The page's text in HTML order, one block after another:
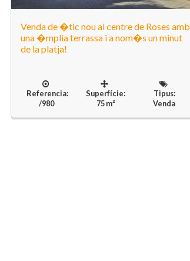
Venda de �tic nou al centre de Roses amb
una �mplia terrassa i a nom�s un minut
de la platja!
Referencia:
/980
Superfície:
75 m²
Tipus:
Venda